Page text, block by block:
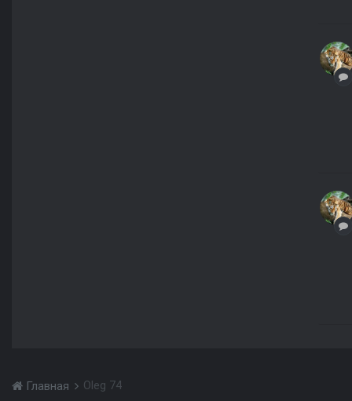
Главная Oleg 74